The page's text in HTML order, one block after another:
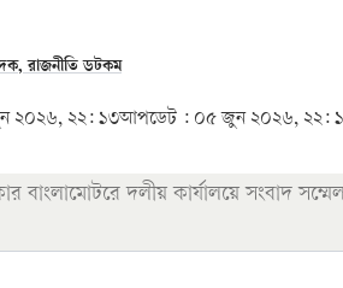
রাজনীতি ডটকম
২০২৬, ২২: ১৩আপডেট : ০৫ জুন ২০২৬, ২২:
বাংলামোটরে দলীয় কার্যালয়ে সংবাদ